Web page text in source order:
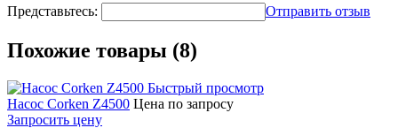
Представьтесь: Отправить отзыв
Похожие товары (8)
Быстрый просмотр
Насос Corken Z4500 Цена по запросу
Запросить цену